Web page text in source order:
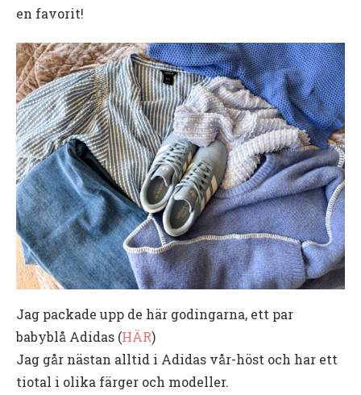
en favorit!
Jag packade upp de här godingarna, ett par
babyblå Adidas (HÄR)
Jag går nästan alltid i Adidas vår-höst och har ett
tiotal i olika färger och modeller.